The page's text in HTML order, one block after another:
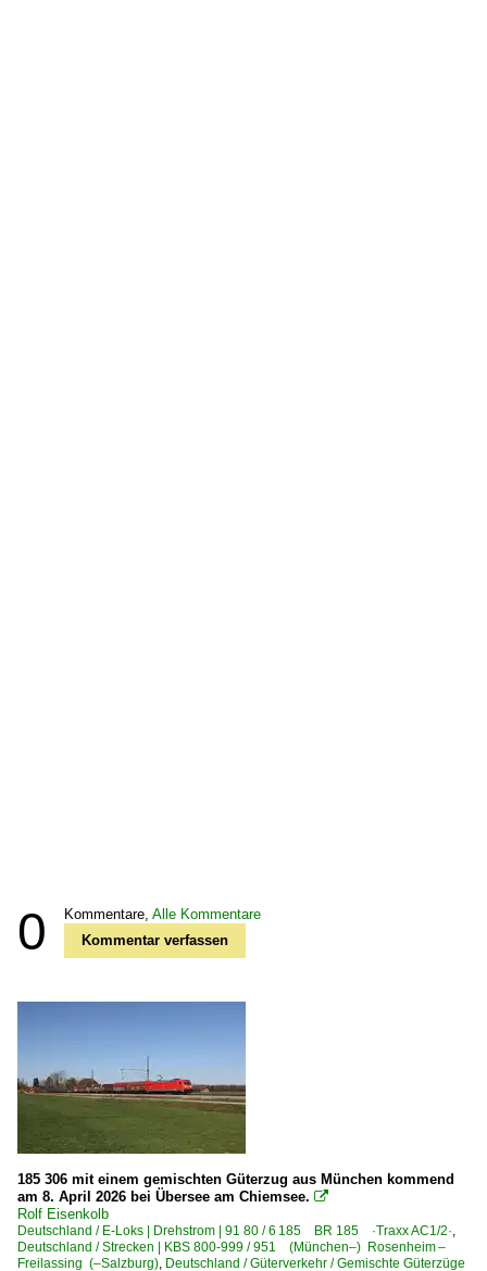
0 Kommentare, Alle Kommentare
Kommentar verfassen
185 306 mit einem gemischten Güterzug aus München kommend
am 8. April 2026 bei Übersee am Chiemsee. 
Rolf Eisenkolb
Deutschland / E-Loks | Drehstrom | 91 80 / 6 185 BR 185 ·Traxx AC1/2·,
Deutschland / Strecken | KBS 800-999 / 951 (München–) Rosenheim –
Freilassing (–Salzburg), Deutschland / Güterverkehr / Gemischte Güterzüge